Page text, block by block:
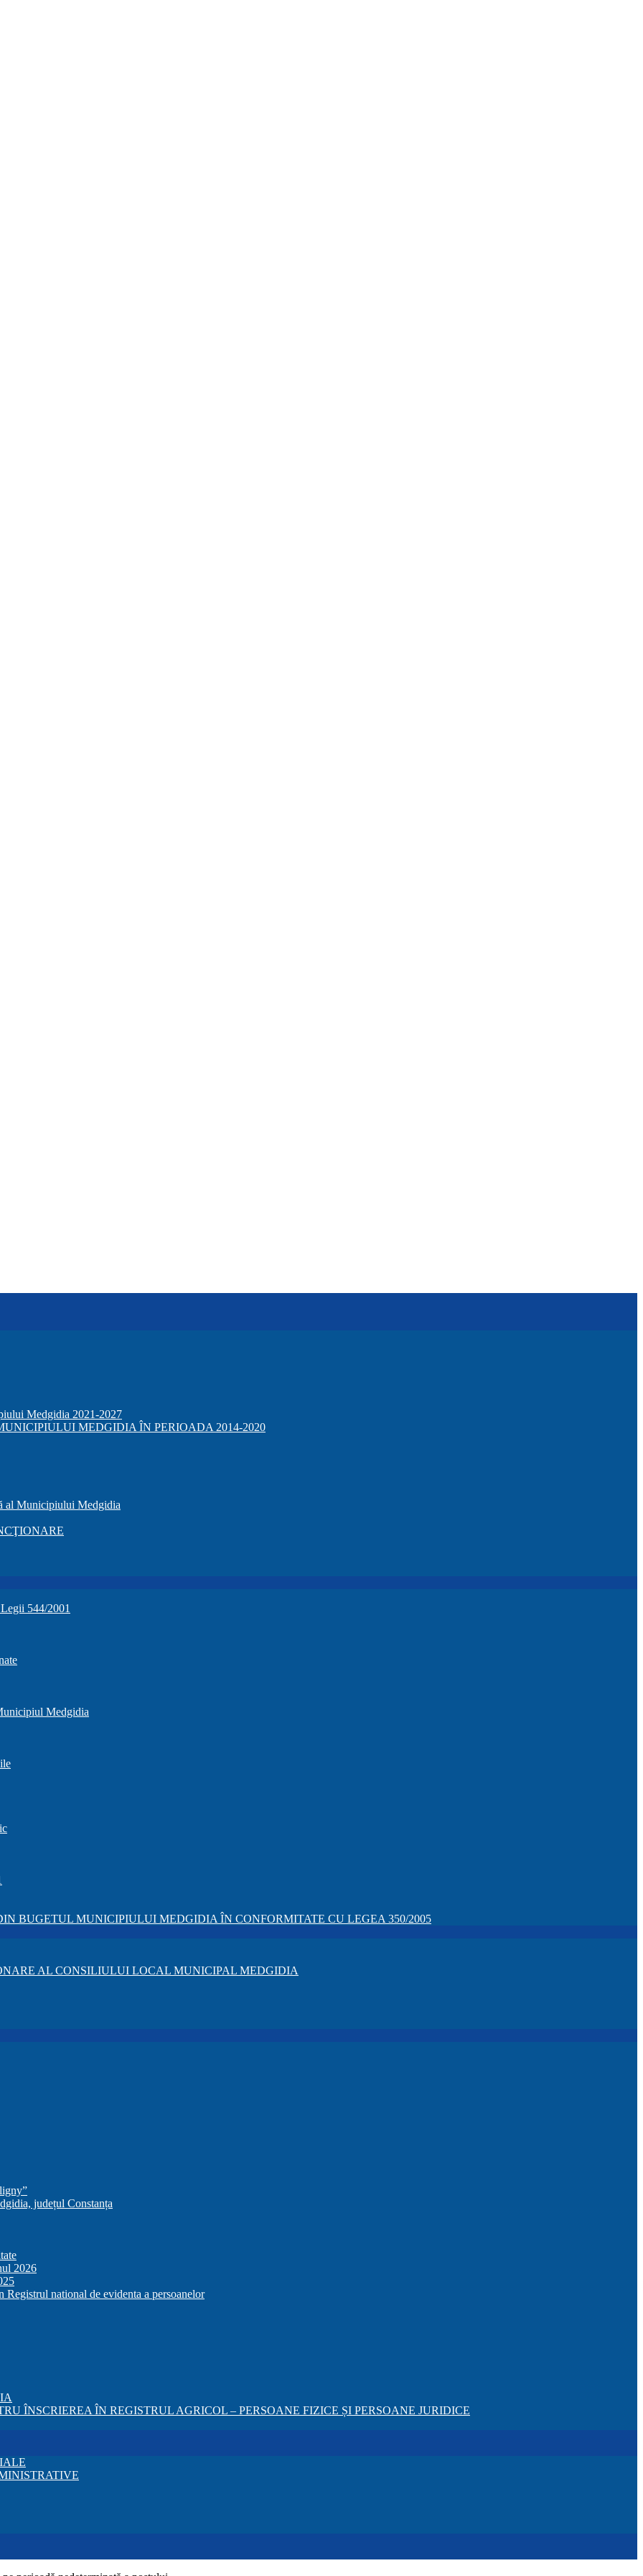
Medgidia 2021-2027
MEDGIDIA ÎN PERIOADA 2014-2020
al Municipiului Medgidia
544/2001
Medgidia
BUGETUL MUNICIPIULUI MEDGIDIA ÎN CONFORMITATE CU LEGEA 350/2005
AL CONSILIULUI LOCAL MUNICIPAL MEDGIDIA
județul Constanța
2026
national de evidenta a persoanelor
ÎNSCRIEREA ÎN REGISTRUL AGRICOL – PERSOANE FIZICE ȘI PERSOANE JURIDICE